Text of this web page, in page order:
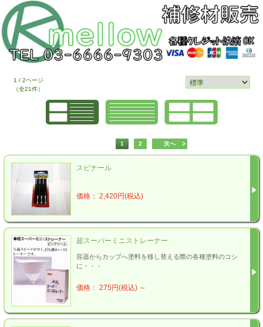
1 / 2ページ
（全21件）
1 2 次へ
スピナール
価格： 2,420円(税込)
超スーパーミニストレーナー
容器からカップへ塗料を移し替える際の各種塗料のコシ
に・・・
価格： 275円(税込) ～